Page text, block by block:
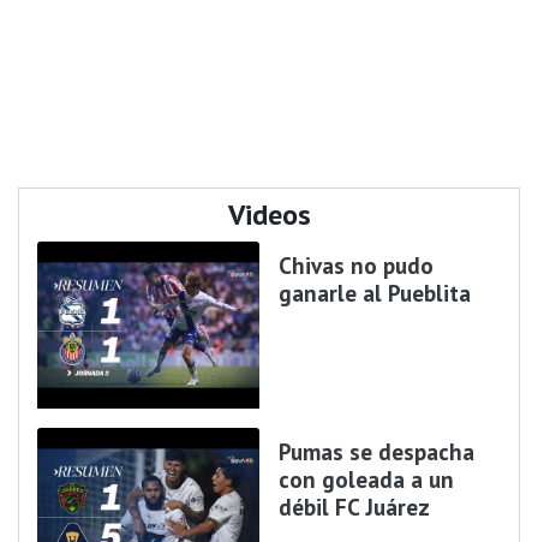
Videos
Chivas no pudo
ganarle al Pueblita
Pumas se despacha
con goleada a un
débil FC Juárez